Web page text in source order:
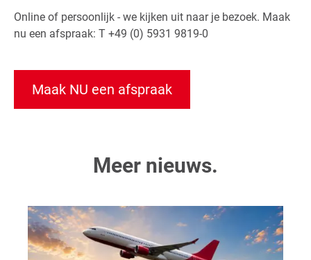
Online of persoonlijk - we kijken uit naar je bezoek. Maak
nu een afspraak: T +49 (0) 5931 9819-0
Maak NU een afspraak
Meer nieuws.